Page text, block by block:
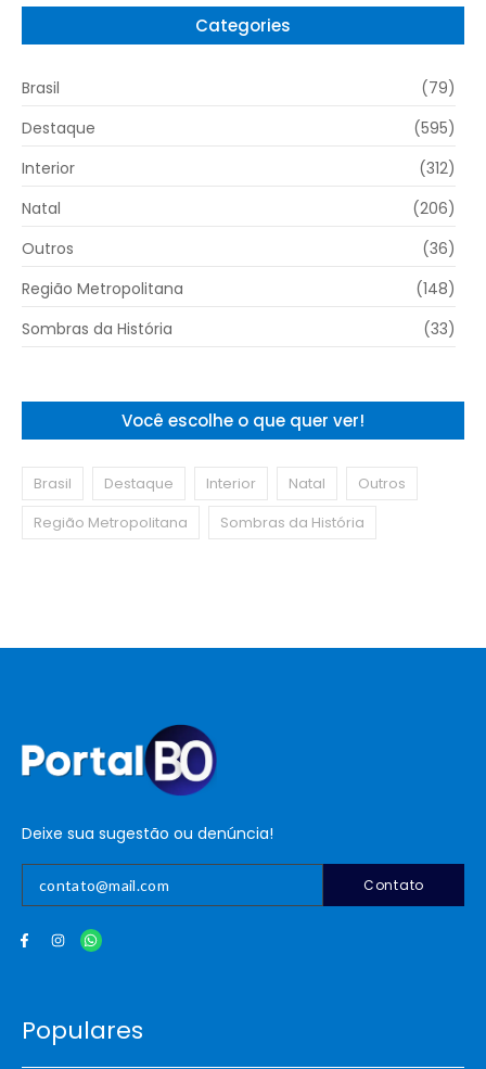
Categories
Brasil
(79)
Destaque
(595)
Interior
(312)
Natal
(206)
Outros
(36)
Região Metropolitana
(148)
Sombras da História
(33)
Você escolhe o que quer ver!
Brasil Destaque Interior Natal
Outros
Região Metropolitana
Sombras da História
Deixe sua sugestão ou denúncia!
Contato
Populares